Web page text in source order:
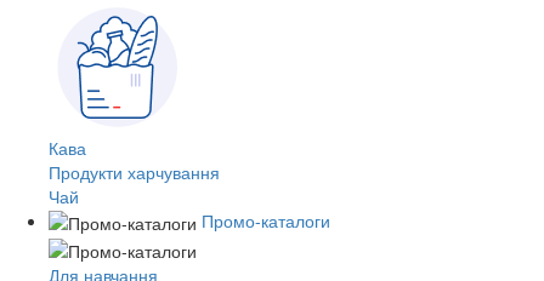
Кава
Продукти харчування
Чай
Промо-каталоги
Для навчання